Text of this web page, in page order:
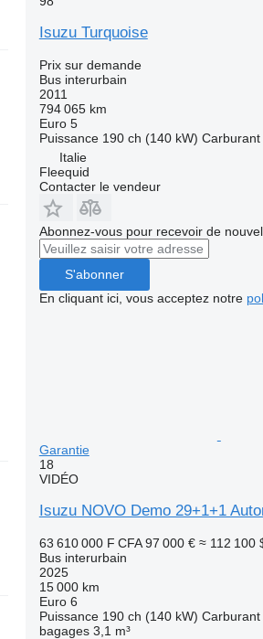
Isuzu Turquoise
Prix sur demande
Bus interurbain
2011
794 065 km
Euro 5
Puissance 190 ch (140 kW) Carburant
Italie
Fleequid
Contacter le vendeur
Abonnez-vous pour recevoir de
S'abonner
En cliquant ici, vous acceptez notre
Garantie
18
VIDÉO
Isuzu NOVO Demo 29+1+1
63 610 000 F CFA 97 000 € ≈ 112 100
Bus interurbain
2025
15 000 km
Euro 6
Puissance 190 ch (140 kW) Carburant
bagages 3,1 m³